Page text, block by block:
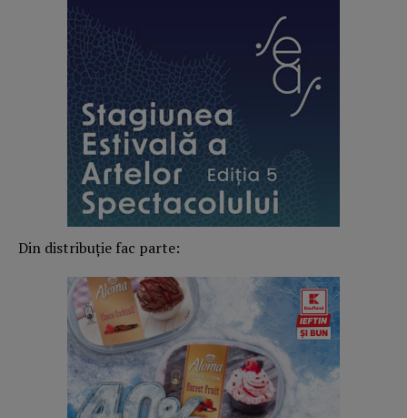
Din distribuție fac parte: